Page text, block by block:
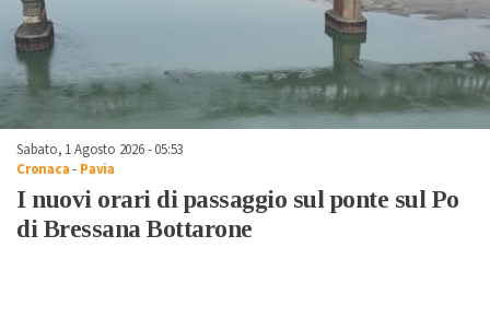
Sabato, 1 Agosto 2026 - 05:53
Cronaca- Pavia
I nuovi orari di passaggio sul ponte sul Po
di Bressana Bottarone